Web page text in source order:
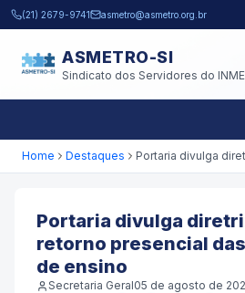
Pular para o conteúdo principal
(21) 2679-9741 asmetro@asmetro.org.br
ASMETRO-SI
Sindicato dos Servidores do
Home Destaques
Portaria divulga
retorno presencial
de ensino
Secretaria Geral05 de agosto de